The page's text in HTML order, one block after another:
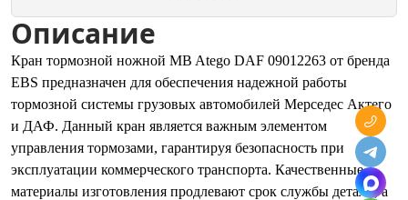
Описание
Кран тормозной ножной MB Atego DAF 09012263 от бренда
EBS предназначен для обеспечения надежной работы
тормозной системы грузовых автомобилей Мерседес Актего
и ДАФ. Данный кран является важным элементом
управления тормозами, гарантируя безопасность при
эксплуатации коммерческого транспорта. Качественные
материалы изготовления продлевают срок службы детали, а